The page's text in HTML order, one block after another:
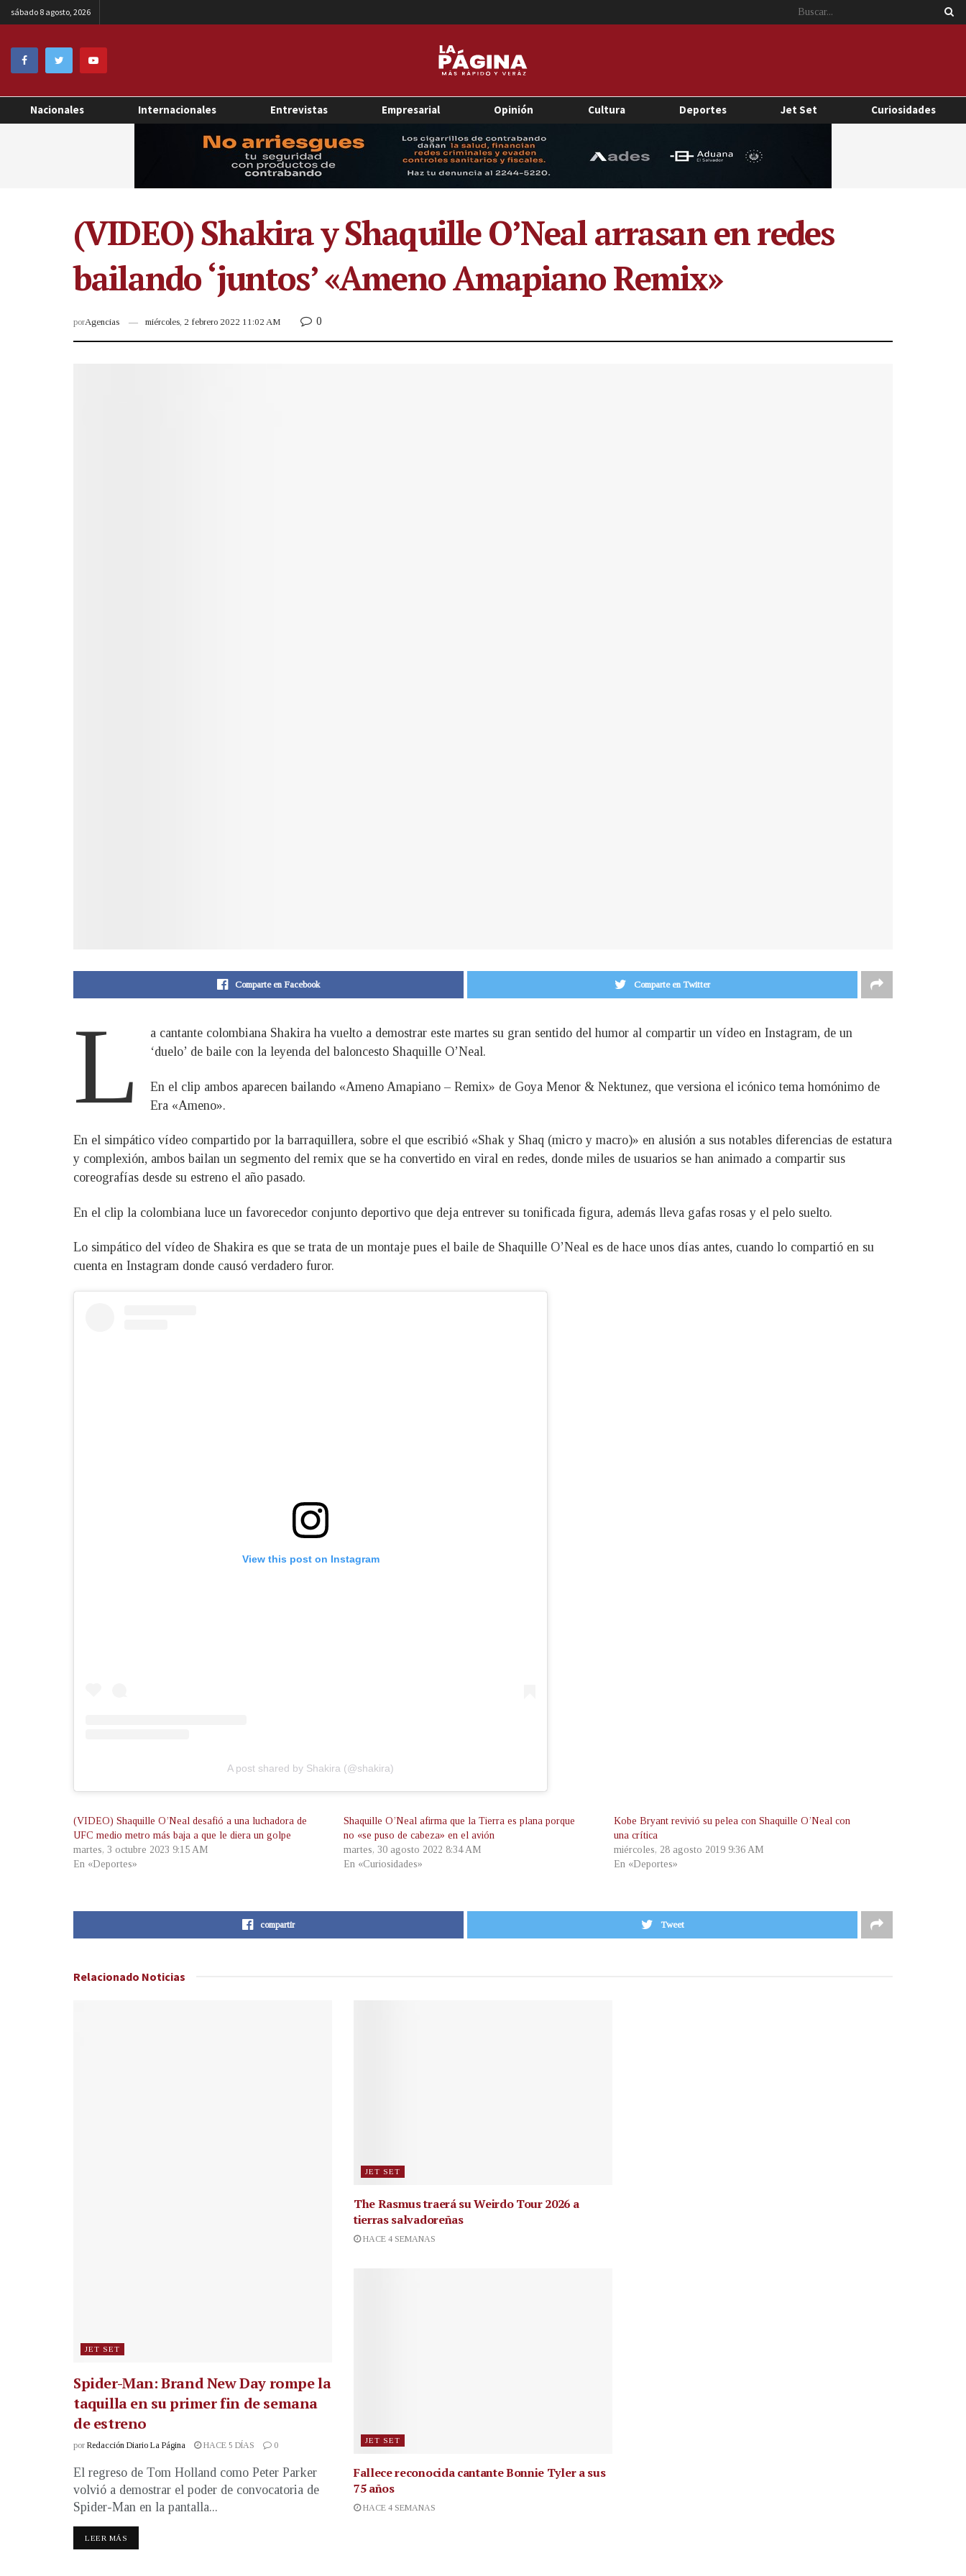
sábado 8 agosto, 2026
Nacionales Internacionales Entrevistas Empresarial Opinión Cultura Deportes Jet Set Curiosidades
(VIDEO) Shakira y Shaquille O’Neal arrasan en redes
bailando ‘juntos’ «Ameno Amapiano Remix»
porAgencias miércoles, 2 febrero 2022 11:02 AM 0
Comparte en Facebook Comparte en Twitter
L
a cantante colombiana Shakira ha vuelto a demostrar este martes su gran sentido del humor al compartir un vídeo en Instagram, de un
‘duelo’ de baile con la leyenda del baloncesto Shaquille O’Neal.
En el clip ambos aparecen bailando «Ameno Amapiano – Remix» de Goya Menor & Nektunez, que versiona el icónico tema homónimo de
Era «Ameno».
En el simpático vídeo compartido por la barraquillera, sobre el que escribió «Shak y Shaq (micro y macro)» en alusión a sus notables diferencias de estatura
y complexión, ambos bailan un segmento del remix que se ha convertido en viral en redes, donde miles de usuarios se han animado a compartir sus
coreografías desde su estreno el año pasado.
En el clip la colombiana luce un favorecedor conjunto deportivo que deja entrever su tonificada figura, además lleva gafas rosas y el pelo suelto.
Lo simpático del vídeo de Shakira es que se trata de un montaje pues el baile de Shaquille O’Neal es de hace unos días antes, cuando lo compartió en su
cuenta en Instagram donde causó verdadero furor.
View this post on Instagram
A post shared by Shakira (@shakira)
(VIDEO) Shaquille O’Neal desafió a una luchadora de
UFC medio metro más baja a que le diera un golpe
martes, 3 octubre 2023 9:15 AM
En «Deportes»
Shaquille O’Neal afirma que la Tierra es plana porque
no «se puso de cabeza» en el avión
martes, 30 agosto 2022 8:34 AM
En «Curiosidades»
Kobe Bryant revivió su pelea con Shaquille O’Neal con
una crítica
miércoles, 28 agosto 2019 9:36 AM
En «Deportes»
compartir Tweet
Relacionado Noticias
JET SET
Spider-Man: Brand New Day rompe la
taquilla en su primer fin de semana
de estreno
por Redacción Diario La Página HACE 5 DÍAS 0
El regreso de Tom Holland como Peter Parker
volvió a demostrar el poder de convocatoria de
Spider-Man en la pantalla...
LEER MÁS
JET SET
The Rasmus traerá su Weirdo Tour 2026 a
tierras salvadoreñas
HACE 4 SEMANAS
JET SET
Fallece reconocida cantanteBonnie Tyler a sus
75 años
HACE 4 SEMANAS